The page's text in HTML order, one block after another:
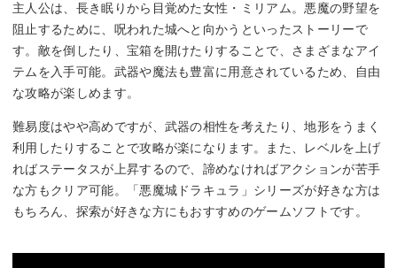
主人公は、長き眠りから目覚めた女性・ミリアム。悪魔の野望を
阻止するために、呪われた城へと向かうといったストーリーで
す。敵を倒したり、宝箱を開けたりすることで、さまざまなアイ
テムを入手可能。武器や魔法も豊富に用意されているため、自由
な攻略が楽しめます。
難易度はやや高めですが、武器の相性を考えたり、地形をうまく
利用したりすることで攻略が楽になります。また、レベルを上げ
ればステータスが上昇するので、諦めなければアクションが苦手
な方もクリア可能。「悪魔城ドラキュラ」シリーズが好きな方は
もちろん、探索が好きな方にもおすすめのゲームソフトです。